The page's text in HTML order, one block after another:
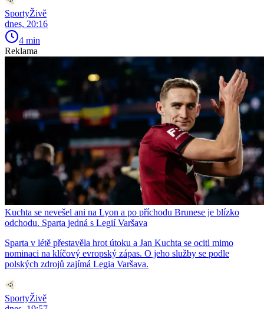
SportyŽivě
dnes, 20:16
4 min
Reklama
Kuchta se nevešel ani na Lyon a po příchodu Brunese je blízko
odchodu. Sparta jedná s Legií Varšava
Sparta v létě přestavěla hrot útoku a Jan Kuchta se ocitl mimo
nominaci na klíčový evropský zápas. O jeho služby se podle
polských zdrojů zajímá Legia Varšava.
SportyŽivě